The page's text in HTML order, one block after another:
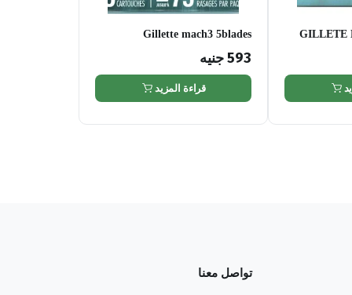
GILLETE
Gillette mach3 5blades
593جنيه
قراءة المزيد
تواصل معنا